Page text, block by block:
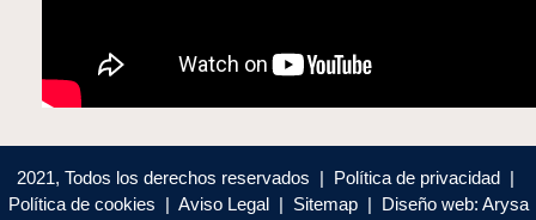
2021, Todos los derechos reservados | Política de privacidad |
Política de cookies | Aviso Legal | Sitemap | Diseño web: Arysa